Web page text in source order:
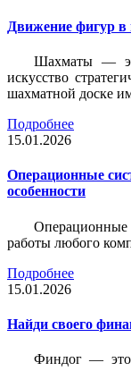
Движение фигур
Шахматы —
искусство
шахматной доске
Подробнее
15.01.2026
Операционные
особенности
работы любого
Подробнее
15.01.2026
Найди своего
Финдог — это